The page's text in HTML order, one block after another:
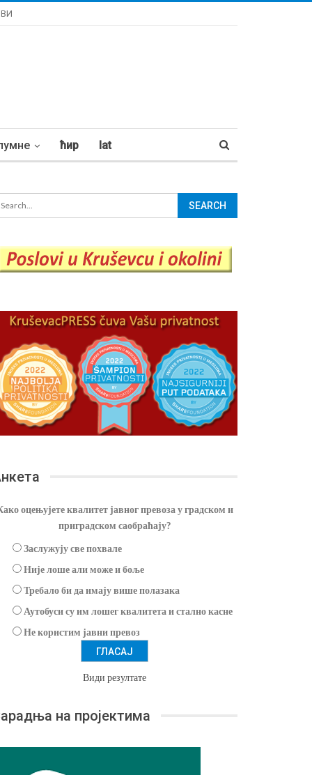
ћир lat
оцењујете квалитет јавног превоза у градском и
приградском саобраћају?
Заслужују све похвале
Није лоше али може и боље
Требало би да имају више полазака
Аутобуси су им лошег квалитета и стално касне
Не користим јавни превоз
Види резултате
на пројектима